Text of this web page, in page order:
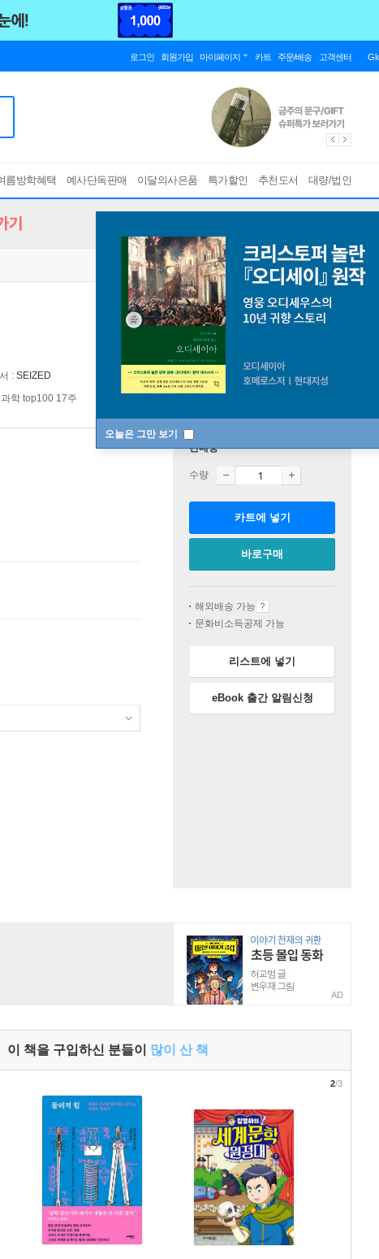
로그인 회원가입 마이페이지 카트 주문/배송 고객센터
름방학혜택 예사단독판매 이달의사은품 특가할인 추천도서 대량/법인
오늘은 그만 보기
기
: SEIZED
학 top100 17주
판매중
수량
카트에 넣기
바로구매
해외배송 가능
문화비소득공제 가능
리스트에 넣기
eBook 출간 알림신청
AD
이 책을 구입하신 분들이 많이 산 책
2/3